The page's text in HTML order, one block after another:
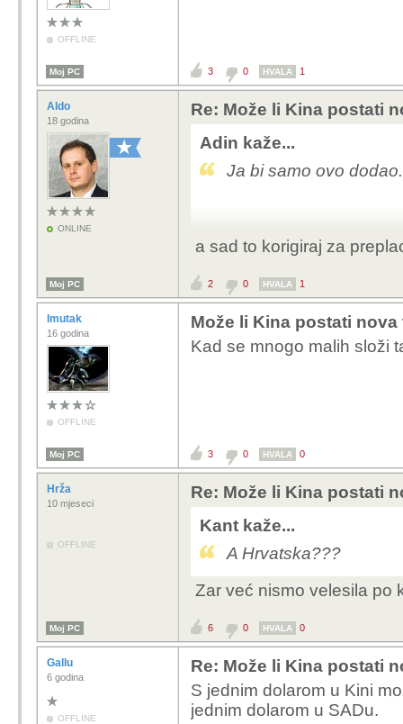
OFFLINE
Moj PC 3 0 HVALA 1
Aldo
18 godina
ONLINE
Re: Može li Kina postati
Adin kaže...
Ja bi samo ovo dodao.
a sad to korigiraj za
Moj PC 2 0 HVALA 1
lmutak
16 godina
OFFLINE
Može li Kina postati
Kad se mnogo malih složi
Moj PC 3 0 HVALA 0
Hrža
10 mjeseci
OFFLINE
Re: Može li Kina postati
Kant kaže...
A Hrvatska???
Zar već nismo velesila po
Moj PC 6 0 HVALA 0
Gallu
6 godina
OFFLINE
Re: Može li Kina postati
S jednim dolarom u Kini
jednim dolarom u SADu.